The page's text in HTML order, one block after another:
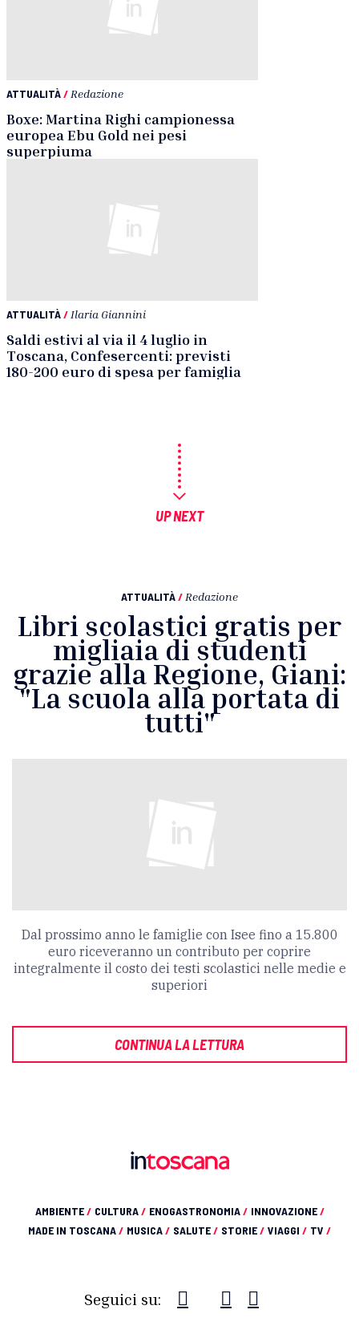
ATTUALITÀ/ Redazione
Boxe: Martina Righi campionessa
europea Ebu Gold nei pesi
superpiuma
ATTUALITÀ/ Ilaria Giannini
Saldi estivi al via il 4 luglio in
Toscana, Confesercenti: previsti
180-200 euro di spesa per famiglia
UP NEXT
ATTUALITÀ/ Redazione
Libri scolastici gratis per
migliaia di studenti
grazie alla Regione, Giani:
"La scuola alla portata di
tutti"
Dal prossimo anno le famiglie con Isee fino a 15.800
euro riceveranno un contributo per coprire
integralmente il costo dei testi scolastici nelle medie e
superiori
CONTINUA LA LETTURA
AMBIENTE/ CULTURA/ ENOGASTRONOMIA/ INNOVAZIONE/
MADE IN TOSCANA/ MUSICA/ SALUTE/ STORIE/ VIAGGI / TV /
Seguici su: